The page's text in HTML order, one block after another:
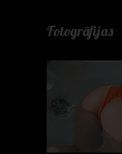
Fotogrāfijas